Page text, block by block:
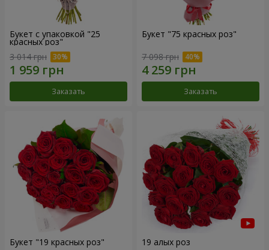
Букет с упаковкой "25
красных роз"
3 014 грн
Заказать
Букет "75 красных роз"
7 098 грн
Заказать
Букет "19 красных роз" 19 алых роз